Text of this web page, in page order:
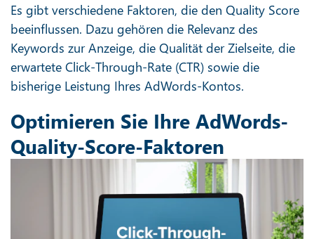
Es gibt verschiedene Faktoren, die den Quality Score
beeinflussen. Dazu gehören die Relevanz des
Keywords zur Anzeige, die Qualität der Zielseite, die
erwartete Click-Through-Rate (CTR) sowie die
bisherige Leistung Ihres AdWords-Kontos.
Optimieren Sie Ihre AdWords-
Quality-Score-Faktoren